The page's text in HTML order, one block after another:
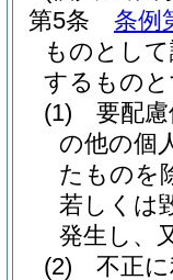
第5条
条例
ものとし
するもの
(1)
要配
の他の個
たものを
若しくは
発生し、
(2)
不正